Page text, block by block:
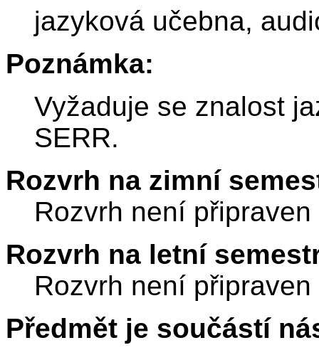
jazyková učebna,
Poznámka:
Vyžaduje se znalost
SERR.
Rozvrh na zimní
Rozvrh není připraven
Rozvrh na letní
Rozvrh není připraven
Předmět je součástí